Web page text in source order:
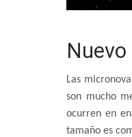
Las
son mucho
ocurren en
tamaño es